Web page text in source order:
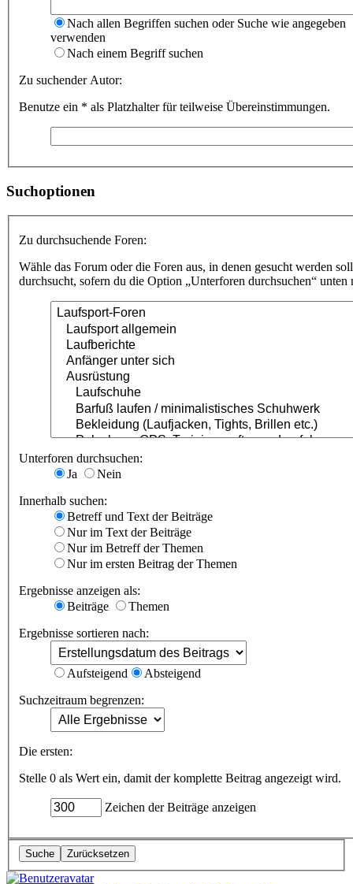
Nach allen Begriffen suchen oder Suche wie angegeben
verwenden
Nach einem Begriff suchen
Zu suchender Autor:
Benutze ein * als Platzhalter für teilweise Übereinstimmungen.
Suchoptionen
Zu durchsuchende Foren:
Wähle das Forum oder die Foren aus, in denen gesucht werden
durchsucht, sofern du die Option „Unterforen durchsuchen“ unten
Unterforen durchsuchen:
Ja
Nein
Innerhalb suchen:
Betreff und Text der Beiträge
Nur im Text der Beiträge
Nur im Betreff der Themen
Nur im ersten Beitrag der Themen
Ergebnisse anzeigen als:
Beiträge
Themen
Ergebnisse sortieren nach:
Aufsteigend
Absteigend
Suchzeitraum begrenzen:
Die ersten:
Stelle 0 als Wert ein, damit der komplette Beitrag angezeigt wird.
Zeichen der Beiträge anzeigen